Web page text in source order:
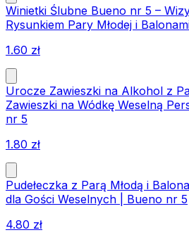
Winietki Ślubne Bueno nr 5 –
Rysunkiem Pary Młodej i
1.60 zł
Urocze Zawieszki na Alkohol z
Zawieszki na Wódkę Weselną
nr 5
1.80 zł
Pudełeczka z Parą Młodą i
dla Gości Weselnych | Bueno nr 5
4.80 zł